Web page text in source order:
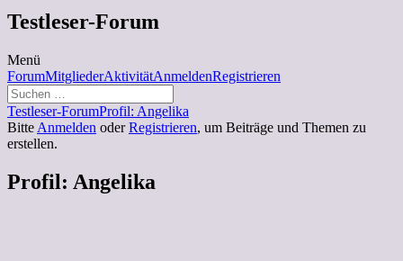
Zum
Inhalt
Testleser-Forum
Menü
Forum-
Navigation
ForumMitgliederAktivitätAnmeldenRegistrieren
Forum-
Breadcrumbs
-
bist
hier:
Testleser-ForumProfil: Angelika
Bitte Anmelden oderRegistrieren, um Beiträge und Themen zu
erstellen.
Profil: Angelika